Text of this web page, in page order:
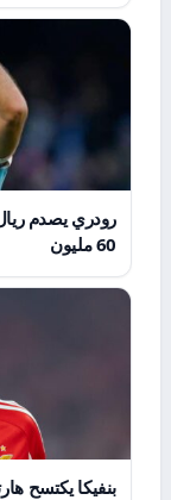
رودري يصدم
60 مليون